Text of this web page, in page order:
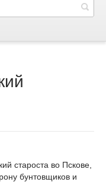
староста во Пскове,
бунтовщиков и